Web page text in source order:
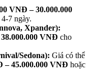
VNĐ – 30.000.000
7 ngày.
Xpander):
VNĐ cho
Sedona): Giá có thể
– 45.000.000 VNĐ hoặc